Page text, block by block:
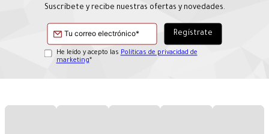
Suscríbete y recibe nuestras ofertas y novedades.
He leído y acepto las Políticas de privacidad de
marketing*